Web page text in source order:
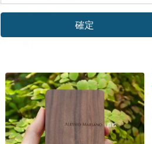
Mao’s 樂陶陶
確定